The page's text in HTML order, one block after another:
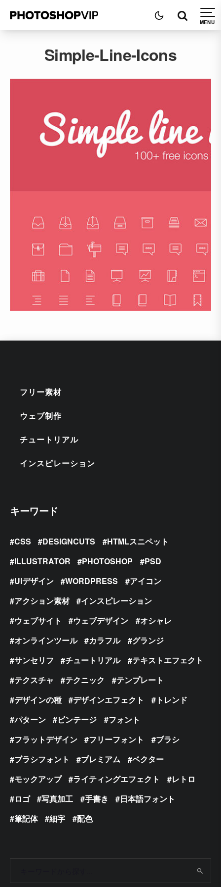
Simple-Line-Icons
フリー素材
ウェブ制作
チュートリアル
インスピレーション
キーワード
CSS DESIGNCUTS
HTMLスニペット
ILLUSTRATOR
PHOTOSHOP
PSD
UIデザイン
WORDPRESS
アイコン
アクション素材
インスピレーション
ウェブサイト
ウェブデザイン
オシャレ
オンラインツール
カラフル
グランジ
サンセリフ
チュートリアル
テキストエフェクト
テクスチャ
テクニック
テンプレート
デザインの種
デザインエフェクト
トレンド
パターン
ビンテージ
フォント
フラットデザイン
フリーフォント
ブラシ
ブラシフォント
プレミアム
ベクター
モックアップ
ライティングエフェクト
レトロ
ロゴ
写真加工 手書き
日本語フォント
筆記体
細字 配色